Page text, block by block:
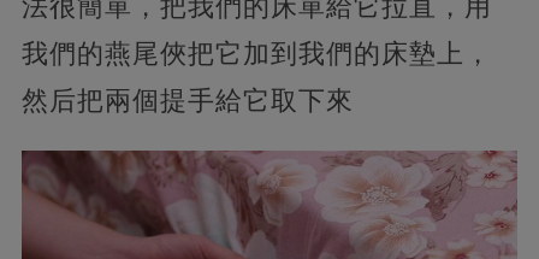
法很簡單，把我們的床單給它拉直，用
我們的燕尾俠把它加到我們的床墊上，
然后把兩個提手給它取下來